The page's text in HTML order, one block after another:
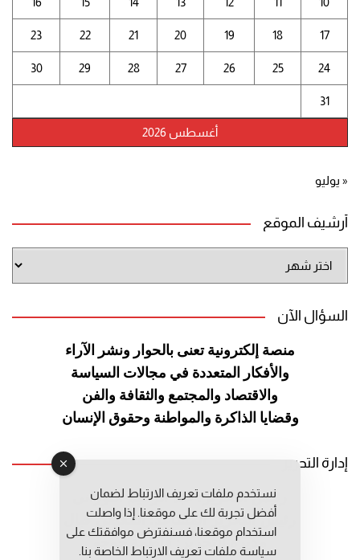
أغسطس 2026
17
18
19
20
21
22
23
24
25
26
27
28
29
30
31
« يوليو
أرشيف الموقع
الموقع
السؤال الآن
منصة إلكترونية تعنى بالحوار ونشر الآراء
والأفكار المتعددة في مجالات السياسة
والاقتصاد والمجتمع والثقافة والفن
وقضايا الذاكرة والمواطنة وحقوق الإنسان
إدارة التحرير
رئيس التحرير: عبد الرحيم التوراني
رئيس التحرير المساعد: المعطي قبال
مديرة التحرير: فاطمة حوحو
نستخدم ملفات تعريف الارتباط لضمان
أفضل تجربة لك على موقعنا. إذا واصلت
استخدام موقعنا، فسنفترض موافقتك على
سياسة ملفات تعريف الارتباط الخاصة بنا.